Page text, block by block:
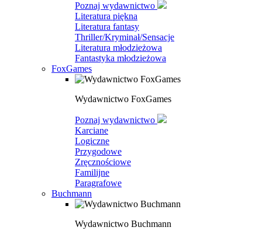
Poznaj wydawnictwo
Literatura piękna
Literatura fantasy
Thriller/Kryminał/Sensacje
Literatura młodzieżowa
Fantastyka młodzieżowa
FoxGames
Wydawnictwo FoxGames
Poznaj wydawnictwo
Karciane
Logiczne
Przygodowe
Zręcznościowe
Familijne
Paragrafowe
Buchmann
Wydawnictwo Buchmann